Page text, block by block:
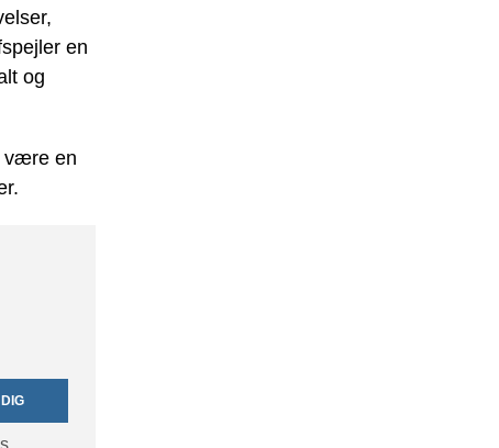
en
og
være en